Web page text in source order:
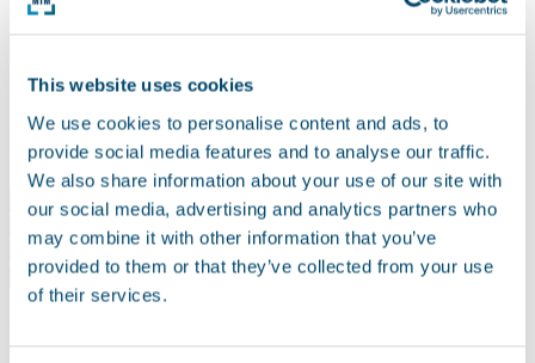
This website uses cookies
We use cookies to personalise content and ads, to
provide social media features and to analyse our traffic.
We also share information about your use of our site with
our social media, advertising and analytics partners who
may combine it with other information that you’ve
provided to them or that they’ve collected from your use
of their services.
DOWNLOAD
Frau
Herr